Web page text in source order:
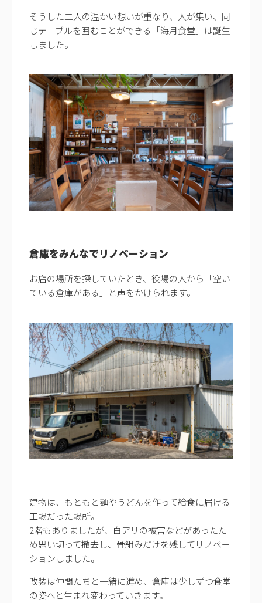
そうした二人の温かい想いが重なり、人が集い、同
じテーブルを囲むことができる「海月食堂」は誕生
しました。
倉庫をみんなでリノベーション
お店の場所を探していたとき、役場の人から「空い
ている倉庫がある」と声をかけられます。
建物は、もともと麺やうどんを作って給食に届ける
工場だった場所。
2階もありましたが、白アリの被害などがあったた
め思い切って撤去し、骨組みだけを残してリノベー
ションしました。
改装は仲間たちと一緒に進め、倉庫は少しずつ食堂
の姿へと生まれ変わっていきます。